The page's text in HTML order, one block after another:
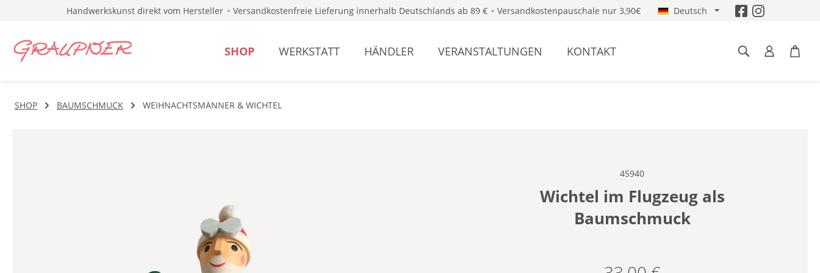
Hauptinhalt springen
Zur Suche springen
Zur Hauptnavigation springen
Handwerkskunst direkt vom Hersteller Versandkostenfreie Lieferung innerhalb Deutschlands ab 89 € Versandkostenpauschale nur 3,90€ Deutsch
SHOP WERKSTATT HÄNDLER VERANSTALTUNGEN KONTAKT
SHOP BAUMSCHMUCK WEIHNACHTSMÄNNER & WICHTEL
45940
Wichtel im Flugzeug als
Baumschmuck